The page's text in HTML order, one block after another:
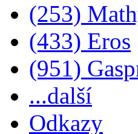
(253)
(433) Eros
(951)
...další
Odkazy